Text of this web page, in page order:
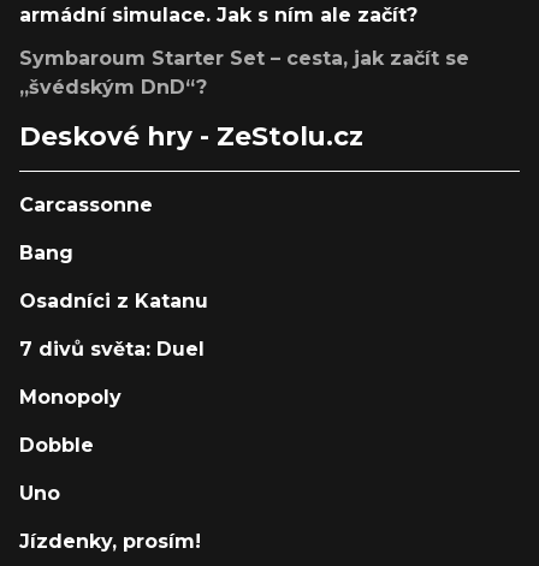
armádní simulace. Jak s ním ale začít?
Symbaroum Starter Set – cesta, jak začít se
„švédským DnD“?
Deskové hry - ZeStolu.cz
Carcassonne
Bang
Osadníci z Katanu
7 divů světa: Duel
Monopoly
Dobble
Uno
Jízdenky, prosím!